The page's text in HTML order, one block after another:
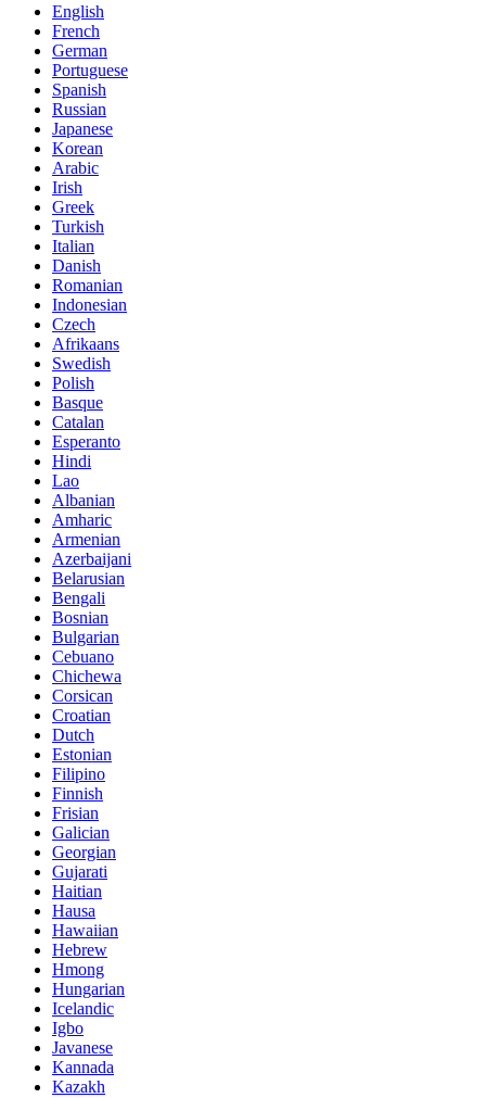
English
French
German
Portuguese
Spanish
Russian
Japanese
Korean
Arabic
Irish
Greek
Turkish
Italian
Danish
Romanian
Indonesian
Czech
Afrikaans
Swedish
Polish
Basque
Catalan
Esperanto
Hindi
Lao
Albanian
Amharic
Armenian
Azerbaijani
Belarusian
Bengali
Bosnian
Bulgarian
Cebuano
Chichewa
Corsican
Croatian
Dutch
Estonian
Filipino
Finnish
Frisian
Galician
Georgian
Gujarati
Haitian
Hausa
Hawaiian
Hebrew
Hmong
Hungarian
Icelandic
Igbo
Javanese
Kannada
Kazakh